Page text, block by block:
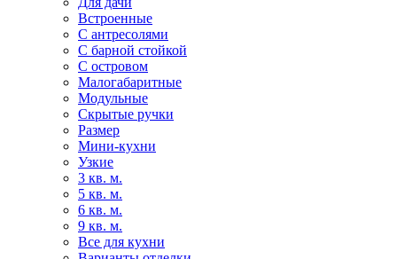
Встроенные
С антресолями
С барной стойкой
С островом
Малогабаритные
Модульные
Скрытые ручки
Размер
Мини-кухни
Узкие
3 кв. м.
5 кв. м.
6 кв. м.
9 кв. м.
Все для кухни